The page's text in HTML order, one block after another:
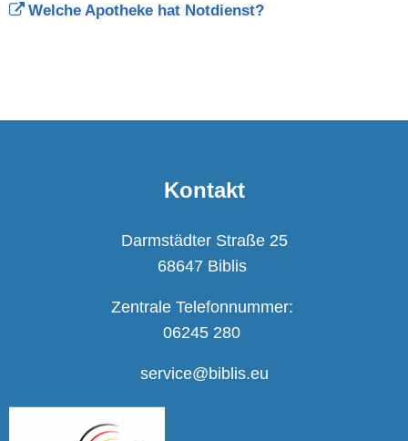
Welche Apotheke hat Notdienst?
Kontakt
Darmstädter Straße 25
68647 Biblis
Zentrale Telefonnummer:
06245 280
service@biblis.eu